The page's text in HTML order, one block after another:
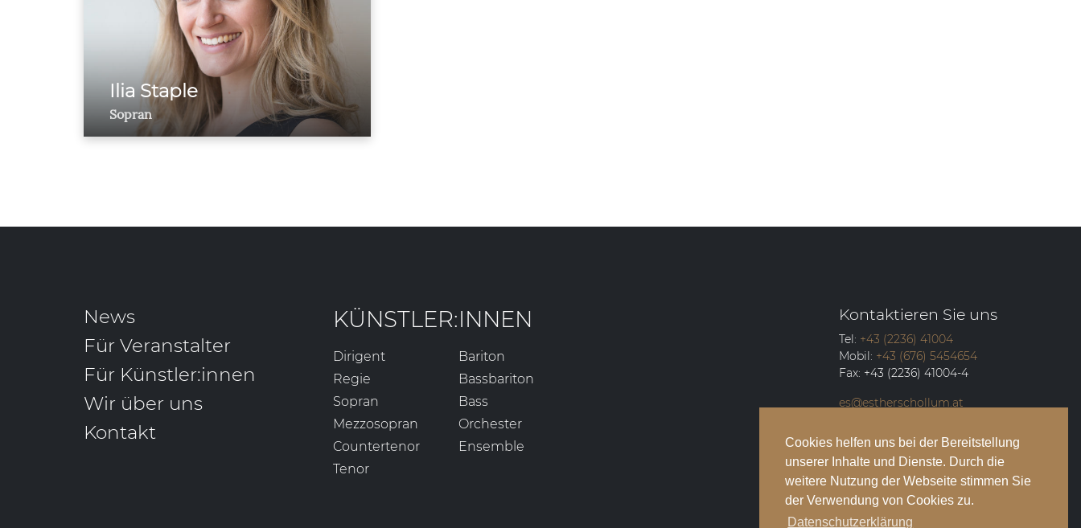
Cookies helfen uns bei der Bereitstellung
unserer Inhalte und Dienste. Durch die
weitere Nutzung der Webseite stimmen Sie
der Verwendung von Cookies zu.
Datenschutzerklärung
Ilia Staple
Sopran
KÜNSTLER:INNEN
Dirigent
Regie
Sopran
Mezzosopran
Countertenor
Tenor
Bariton
Bassbariton
Bass
Orchester
Ensemble
News
Für Veranstalter
Für Künstler:innen
Wir über uns
Kontakt
Kontaktieren Sie uns
Tel: +43 (2236) 41004
Mobil: +43 (676) 5454654
Fax: +43 (2236) 41004-4
es@estherschollum.at
Guntramsdorfer Straße 12/2
2340 Mödling